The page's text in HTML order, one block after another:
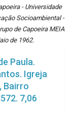
- Universidade
Socioambiental -
de Capoeira MEIA
de 1962.
Paula.
Igreja
Bairro
7,06